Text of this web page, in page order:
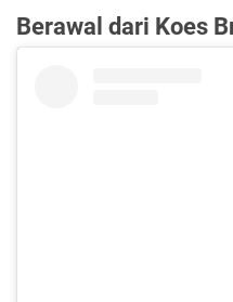
Berawal dari Koes